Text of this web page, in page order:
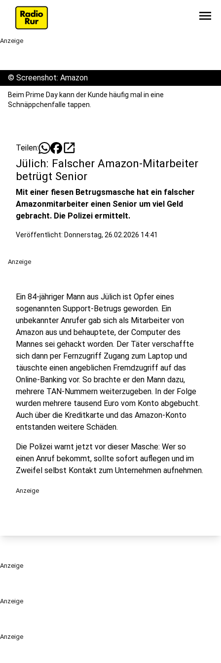
menu
Anzeige
Anzeige
Anzeige
© Screenshot: Amazon
Beim Prime Day kann der Kunde häufig mal in eine
Schnäppchenfalle tappen.
Teilen: open_in_new
Jülich: Falscher Amazon-Mitarbeiter
betrügt Senior
Mit einer fiesen Betrugsmasche hat ein falscher
Amazonmitarbeiter einen Senior um viel Geld
gebracht. Die Polizei ermittelt.
Veröffentlicht: Donnerstag, 26.02.2026 14:41
Anzeige
Ein 84-jähriger Mann aus Jülich ist Opfer eines
sogenannten Support-Betrugs geworden. Ein
unbekannter Anrufer gab sich als Mitarbeiter von
Amazon aus und behauptete, der Computer des
Mannes sei gehackt worden. Der Täter verschaffte
sich dann per Fernzugriff Zugang zum Laptop und
täuschte einen angeblichen Fremdzugriff auf das
Online-Banking vor. So brachte er den Mann dazu,
mehrere TAN-Nummern weiterzugeben. In der Folge
wurden mehrere tausend Euro vom Konto abgebucht.
Auch über die Kreditkarte und das Amazon-Konto
entstanden weitere Schäden.
Die Polizei warnt jetzt vor dieser Masche: Wer so
einen Anruf bekommt, sollte sofort auflegen und im
Zweifel selbst Kontakt zum Unternehmen aufnehmen.
Anzeige
Anzeige